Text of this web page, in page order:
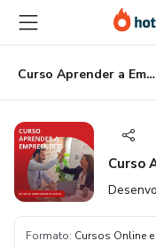
para
conteúdo
principal
para
pagamento
para
rodapé
Curso Aprender a Empreender
Curso
Formato: Cursos Online